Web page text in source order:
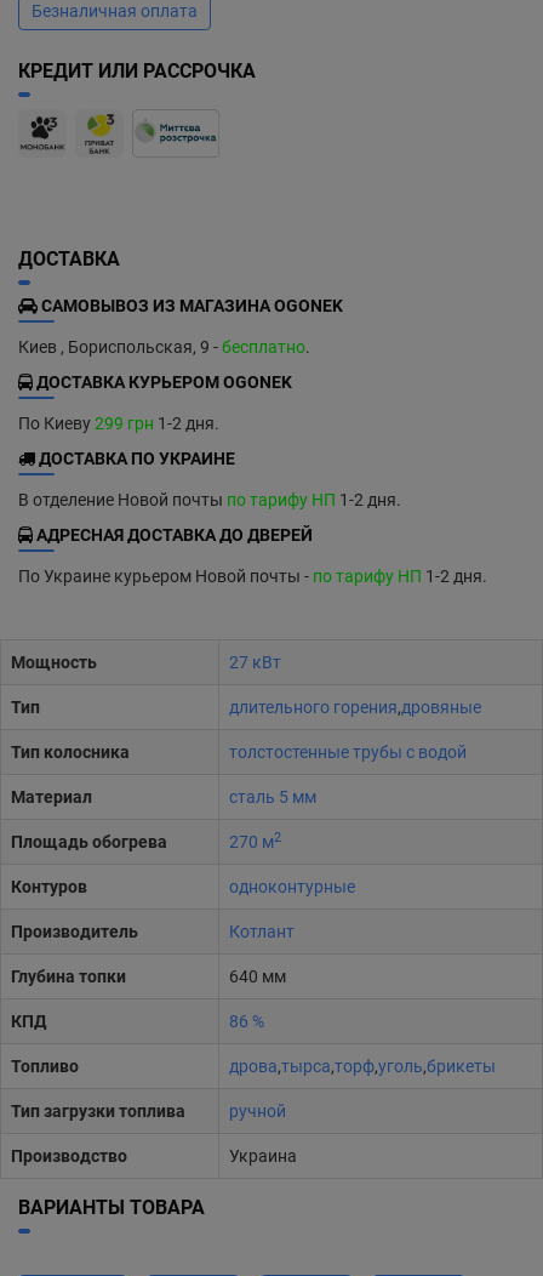
Безналичная оплата
КРЕДИТ ИЛИ РАССРОЧКА
ДОСТАВКА
САМОВЫВОЗ ИЗ МАГАЗИНА OGONEK
Киев , Бориспольская, 9 -бесплатно.
ДОСТАВКА КУРЬЕРОМ OGONEK
По Киеву299 грн 1-2 дня.
ДОСТАВКА ПО УКРАИНЕ
В отделение Новой почты по тарифу НП 1-2 дня.
АДРЕСНАЯ ДОСТАВКА ДО ДВЕРЕЙ
По Украине курьером Новой почты - по тарифу НП 1-2 дня.
Мощность 27 кВт
Тип длительного горения,дровяные
Тип колосника толстостенные трубы с водой
Материал сталь 5 мм
Площадь обогрева 270 м2
Контуров одноконтурные
Производитель Котлант
Глубина топки 640 мм
КПД 86 %
Топливо дрова,тырса,торф,уголь,брикеты
Тип загрузки топлива ручной
Производство Украина
ВАРИАНТЫ ТОВАРА